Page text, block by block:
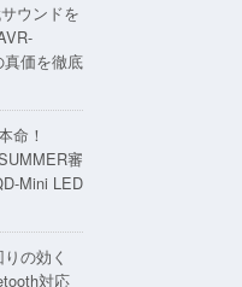
ウンドを
価を徹底
命！
審
Mini LED
の効く
対応